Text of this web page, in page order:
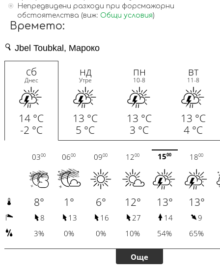
Непредвидени разходи при форсмажорни
обстоятелства (виж: Общи условия)
Времето: